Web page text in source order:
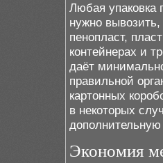
Любая упаковка
нужно
пенопласт,
контейнерах и
даёт
правильной
картонных
в некоторых
Экономия